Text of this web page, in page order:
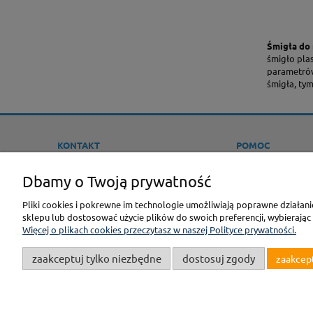
Śmigła
śmigło
śmigła,
KONTAKT
ONLINE
tel.:
22-613-26-13
e-mail:BIURO@F3M.PL
POMOC
REGULAMINY
POLITYKA
GPSR
Dbamy o Twoją prywatność
Pliki cookies i pokrewne im technologie umożliwiają poprawne
sklepu lub dostosować użycie plików do swoich preferencji,
Więcej o plikach cookies przeczytasz w naszej Polityce prywatności.
zaakceptuj tylko niezbędne dostosuj zgody